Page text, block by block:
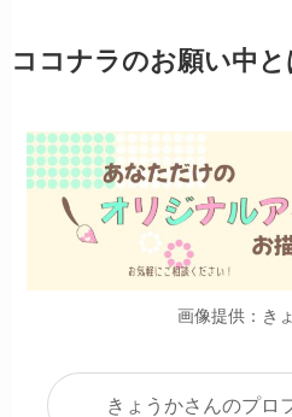
ココナラのお願い中と
画像提供：き
きょうかさんのプロ